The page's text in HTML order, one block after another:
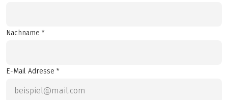
Nachname *
E-Mail Adresse *